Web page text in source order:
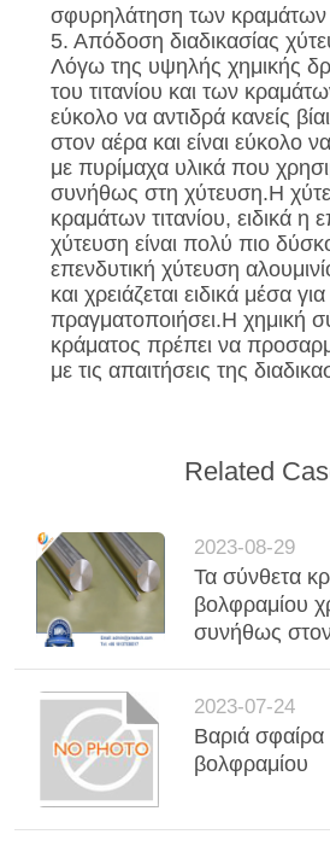
σφυρηλάτηση των κραμάτων
5. Απόδοση διαδικασίας
Λόγω της υψηλής χημικής
του τιτανίου και των
εύκολο να αντιδρά κανείς
στον αέρα και είναι εύκολο
με πυρίμαχα υλικά που
συνήθως στη χύτευση.Η
κραμάτων τιτανίου, ειδικά η
χύτευση είναι πολύ πιο
επενδυτική χύτευση
και χρειάζεται ειδικά μέσα
πραγματοποιήσει.Η χημική
κράματος πρέπει να
με τις απαιτήσεις της
Related
2023-08-29
Τα σύνθετα
βολφραμίου
συνήθως
2023-07-24
Βαριά
βολφραμίου